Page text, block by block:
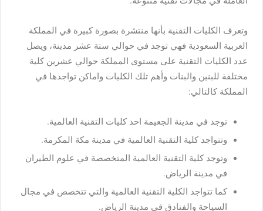
وتعرف الكليات التقنية بأنها منتشرة بصورة كبيرة في المملكة
العربية السعودية فهي توجد في حوالي ستة عشر مدينة، ويصل
عدد الكليات التقنية على مستوى المملكة حوالي عشرين كلية
مختلفة للبنين والبنات وأهم تلك الكليات واماكن تواجدها في
المملكة كالتالي:
توجد في مدينة الجعيمة احد كليات التقنية العالمية.
وتتواجد كلية التقنية العالمية في مدينة مكة المكرمة.
وتوجد كلية التقنية العالمية المتخصصة في علوم الطيران
في مدينة الرياض.
كما تتواجد الكلية التقنية العالمية والتي تتخصص في مجال
السياحة والفنادق في مدينة الرياض.